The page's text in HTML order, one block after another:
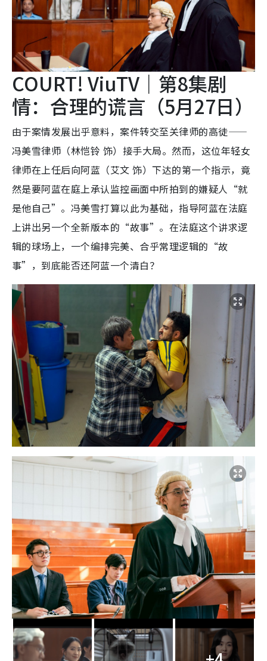
COURT! ViuTV｜第8集剧
情：合理的谎言（5月27日）
由于案情发展出乎意料，案件转交至关律师的高徒——
冯美雪律师（林恺铃 饰）接手大局。然而，这位年轻女
律师在上任后向阿蓝（艾文 饰）下达的第一个指示，竟
然是要阿蓝在庭上承认监控画面中所拍到的嫌疑人“就
是他自己”。冯美雪打算以此为基础，指导阿蓝在法庭
上讲出另一个全新版本的“故事”。在法庭这个讲求逻
辑的球场上，一个编排完美、合乎常理逻辑的“故
事”，到底能否还阿蓝一个清白？